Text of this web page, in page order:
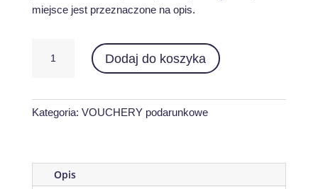
miejsce jest przeznaczone na opis.
Voucher
zł
Dodaj do koszyka
Kategoria: VOUCHERY podarunkowe
Opis